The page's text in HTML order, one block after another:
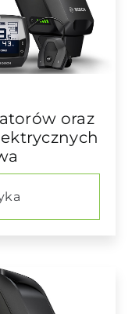
oraz